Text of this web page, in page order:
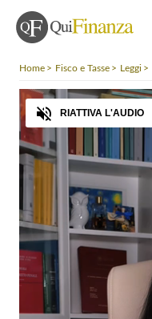
Home Fisco e Tasse Leggi
Audio
RIATTIVA L'AUDIO